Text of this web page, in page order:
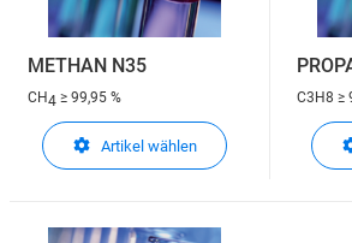
METHAN N35
CH4 ≥ 99,95 %
Artikel wählen
C3H8 ≥